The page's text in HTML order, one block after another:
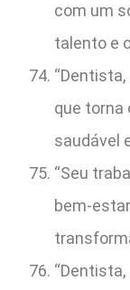
com um
talento e
que torna
saudável
“Seu
bem-